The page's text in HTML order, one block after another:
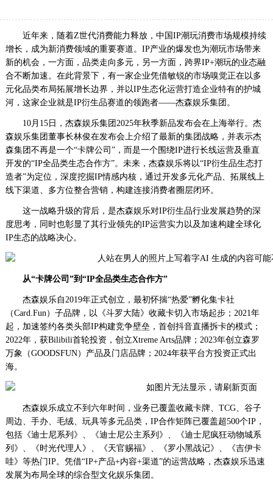
财
观
察
网
·www.xsgou.com
近年来，随着Z世代消费能力释放，中国IP潮玩消费市场规模持续
增长，成为新消费领域的重要赛道。IP产业的爆发也为潮玩市场带来
新的机会，一方面，品类走向多元，另一方面，跨界IP+潮玩的业态融
合不断加速。在此背景下，有一家企业凭借敏锐的市场嗅觉正在以多
元化品类布局拓展增长边界，并以IP生态化运营打造企业特有的护城
河，这家企业就是IP衍生品赛道的领跑者——杰森娱乐集团。
10月15日，杰森娱乐集团2025年秋季新品发布会在上海举行。杰
森娱乐集团董事长林俊在发布会上介绍了最新的集团战略，并表示杰
森集团不再是一个“卡牌公司”，而是一个围绕IP进行长线运营及垂直
开发的“IP全品类生态合作方”。未来，杰森娱乐将以“IP衍生品生态打
造者”为定位，深度挖掘IP情感内核，通过开发多元化产品、拓展线上
线下渠道、多方位整合营销，构建连接消费者圈层闭环。
这一战略升级的背后，是杰森娱乐对IP衍生品行业发展趋势的深
度思考，同时也彰显了其行业领先的IP运营实力以及加速构建全球化
IP生态的战略决心。
从“卡牌公司”到“IP全品类生态合作方”
杰森娱乐自2019年正式创立，最初怀揣“热爱”孵化集卡社
（Card.Fun）子品牌，以《斗罗大陆》收藏卡切入市场起步；2021年
起，加速签约各类头部IP构建竞争壁垒，首创抖音直播拆卡的模式；
2022年，获Bilibili首轮投资，创立Xtreme Arts品牌；2023年创立森罗
万象（GOODSFUN）产品及门店品牌；2024年获平台方投资正式出
海。
杰森娱乐成立不到六年时间，业务已覆盖收藏卡牌、TCG、谷子
周边、手办、毛绒、玩具等多元品类，IP合作矩阵已覆盖超500个IP，
包括《迪士尼系列》、《迪士尼公主系列》、《迪士尼疯狂动物城系
列》、《时光代理人》、《天官赐福》、《罗小黑战记》、《吉伊卡
哇》等热门IP。凭借“IP+产品+内容+渠道”的运营战略，杰森娱乐迅速
发展为布局全球的综合型文化娱乐集团。